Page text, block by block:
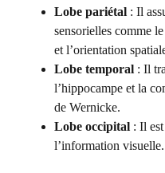
Lobe pariétal : Il
sensorielles comme
et l’orientation
Lobe temporal : Il
l’hippocampe et la
de Wernicke.
Lobe occipital : Il
l’information visuelle.